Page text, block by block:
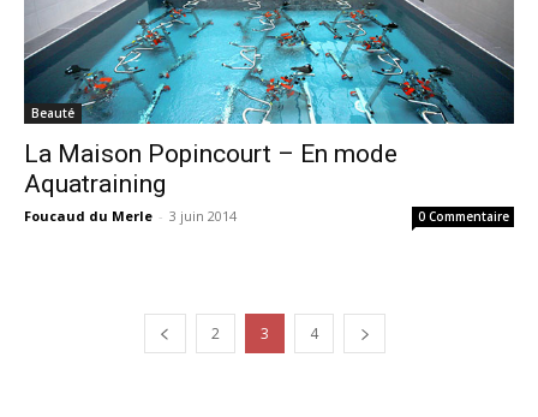
Beauté
La Maison Popincourt – En mode
Aquatraining
Foucaud du Merle - 3 juin 2014 0 Commentaire
2 3 4